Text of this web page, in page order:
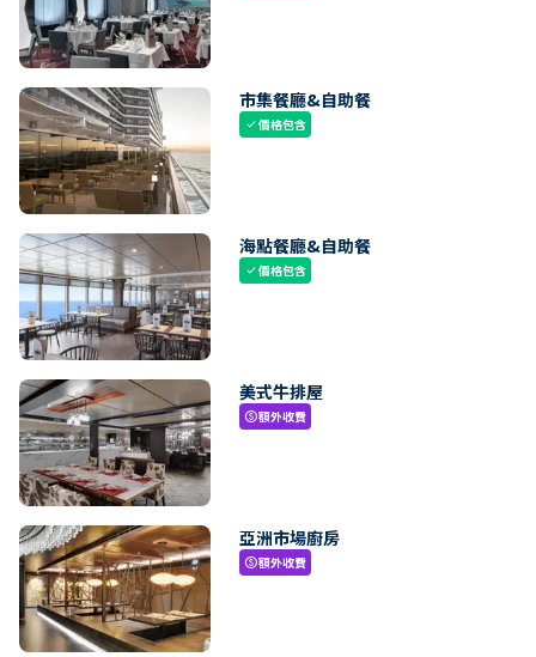
市集餐廳&自助餐
check價格包含
海點餐廳&自助餐
check價格包含
美式牛排屋
paid額外收費
亞洲市場廚房
paid額外收費